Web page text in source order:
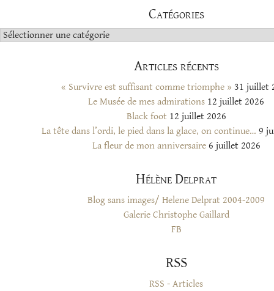
Catégories
Catégories
Articles récents
« Survivre est suffisant comme triomphe » 31 juillet
Le Musée de mes admirations 12 juillet 2026
Black foot 12 juillet 2026
La tête dans l’ordi, le pied dans la glace, on continue… 9
La fleur de mon anniversaire 6 juillet 2026
Hélène Delprat
Blog sans images/ Helene Delprat 2004-2009
Galerie Christophe Gaillard
FB
RSS
RSS - Articles